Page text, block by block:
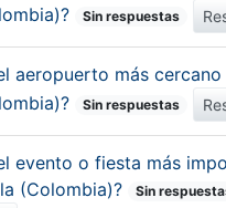
Sin respuestas
aeropuerto más cercano
Sin respuestas
evento o fiesta más
(Colombia)?
Sin